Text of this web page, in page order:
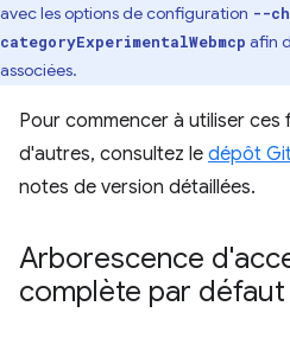
avec les options de configuration --
categoryExperimentalWebmcp afin
associées.
Pour commencer à utiliser
d'autres, consultez le dépôt
notes de version détaillées.
Arborescence
complète par défaut